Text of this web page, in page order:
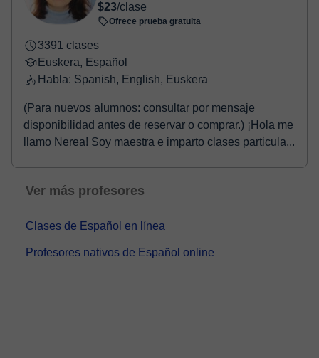
$23/clase
Ofrece prueba gratuita
3391 clases
Euskera, Español
Habla: Spanish, English, Euskera
(Para nuevos alumnos: consultar por mensaje
disponibilidad antes de reservar o comprar.) ¡Hola me
llamo Nerea! Soy maestra e imparto clases particula...
Ver más profesores
Clases de Español en línea
Profesores nativos de Español online